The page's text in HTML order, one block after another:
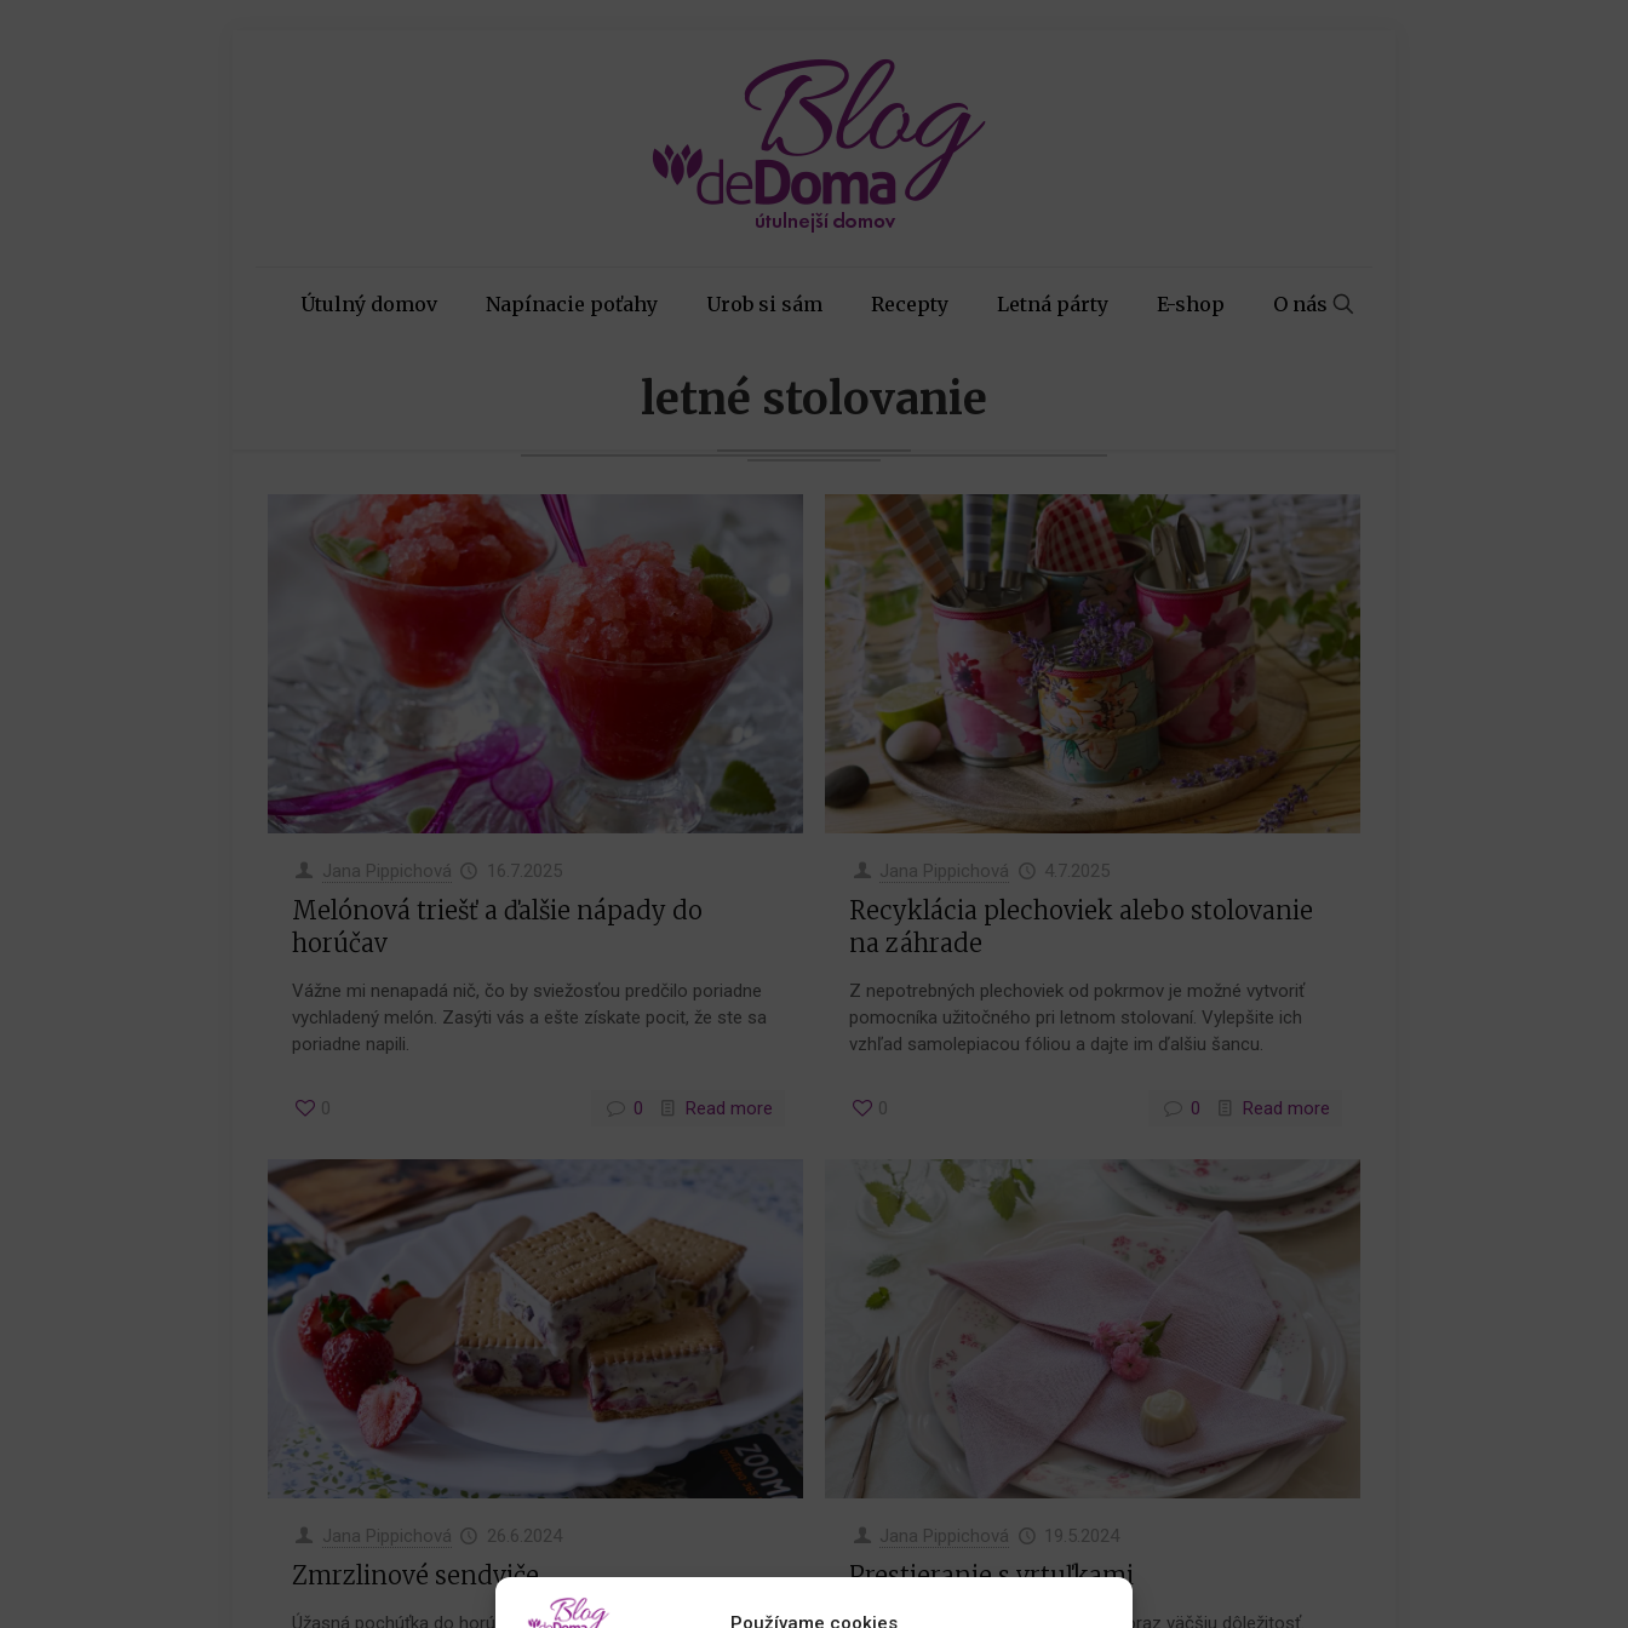
Používame cookies
Útulný domov Napínacie poťahy Urob si sám Recepty Letná párty E-shop O nás
letné stolovanie
Jana Pippichová 16.7.2025
Melónová triešť a ďalšie nápady do
horúčav
Vážne mi nenapadá nič, čo by sviežosťou predčilo poriadne
vychladený melón. Zasýti vás a ešte získate pocit, že ste sa
poriadne napili.
0 0 Read more
Jana Pippichová 4.7.2025
Recyklácia plechoviek alebo stolovanie
na záhrade
Z nepotrebných plechoviek od pokrmov je možné vytvoriť
pomocníka užitočného pri letnom stolovaní. Vylepšite ich
vzhľad samolepiacou fóliou a dajte im ďalšiu šancu.
0 0 Read more
Jana Pippichová 26.6.2024
Zmrzlinové sendviče
Jana Pippichová 19.5.2024
Prestieranie s vrtuľkami
Krásne prestretý stôl má pre nás čoraz väčšiu dôležitosť.